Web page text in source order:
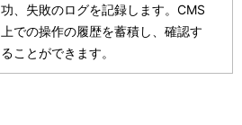
功、失敗のログを記録します。CMS
上での操作の履歴を蓄積し、確認す
ることができます。